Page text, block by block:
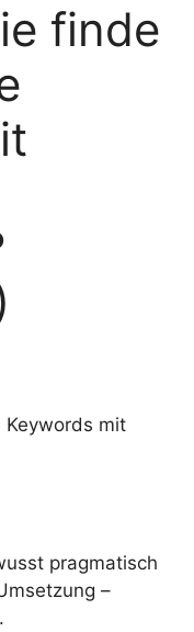
finde
mit
pragmatisch
–